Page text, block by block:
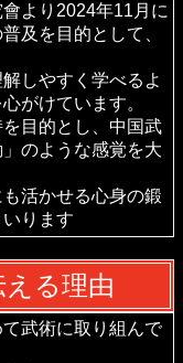
より2024年11月に
及を目的として、
しやすく学べるよ
がけています。
目的とし、中国武
のような感覚を大
活かせる心身の鍛
ります
る理由
武術に取り組んで